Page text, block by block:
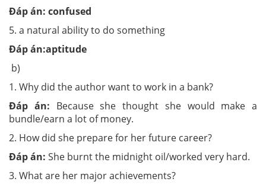
Đáp án: confused
5. a natural ability to do something
Đáp án:aptitude
b)
1. Why did the author want to work in a bank?
Đáp án: Because she thought she would make a
bundle/earn a lot of money.
2. How did she prepare for her future career?
Đáp án: She burnt the midnight oil/worked very hard.
3. What are her major achievements?